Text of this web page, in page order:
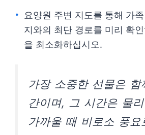
요양원 주변 지도를 통해 가
지와의 최단 경로를 미리 확
을 최소화하십시오.
가장 소중한 선물은
간이며, 그 시간은 물
가까울 때 비로소 풍요